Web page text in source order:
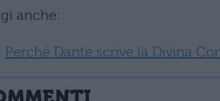
anche:
Perché Dante scrive la Divina